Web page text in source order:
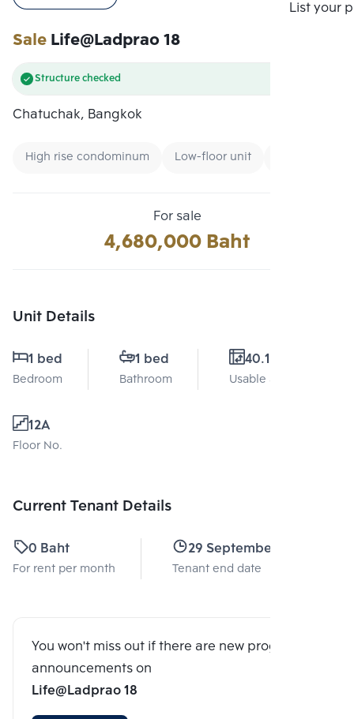
List your
SaleLife@Ladprao 18
Structure checked
Chatuchak, Bangkok
High rise condominum Low-floor unit
For sale
4,680,000 Baht
Unit Details
1 bed
Bedroom
1 bed
Bathroom
40.11 Sq.m.
Usable area
12A
Floor No.
Current Tenant Details
0 Baht
For rent per month
29 September 2023
Tenant end date
You won't miss out if there are new program
announcements on
Life@Ladprao 18